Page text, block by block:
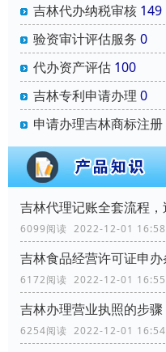
吉林代办纳税审核 149
验资审计评估服务 0
代办资产评估 100
吉林专利申请办理 0
申请办理吉林商标注册
吉林代理记账全套流程
6099阅读 2022-12-01
吉林食品经营许可证申
6172阅读 2022-12-01
吉林办理营业执照的步骤
6254阅读 2022-12-01